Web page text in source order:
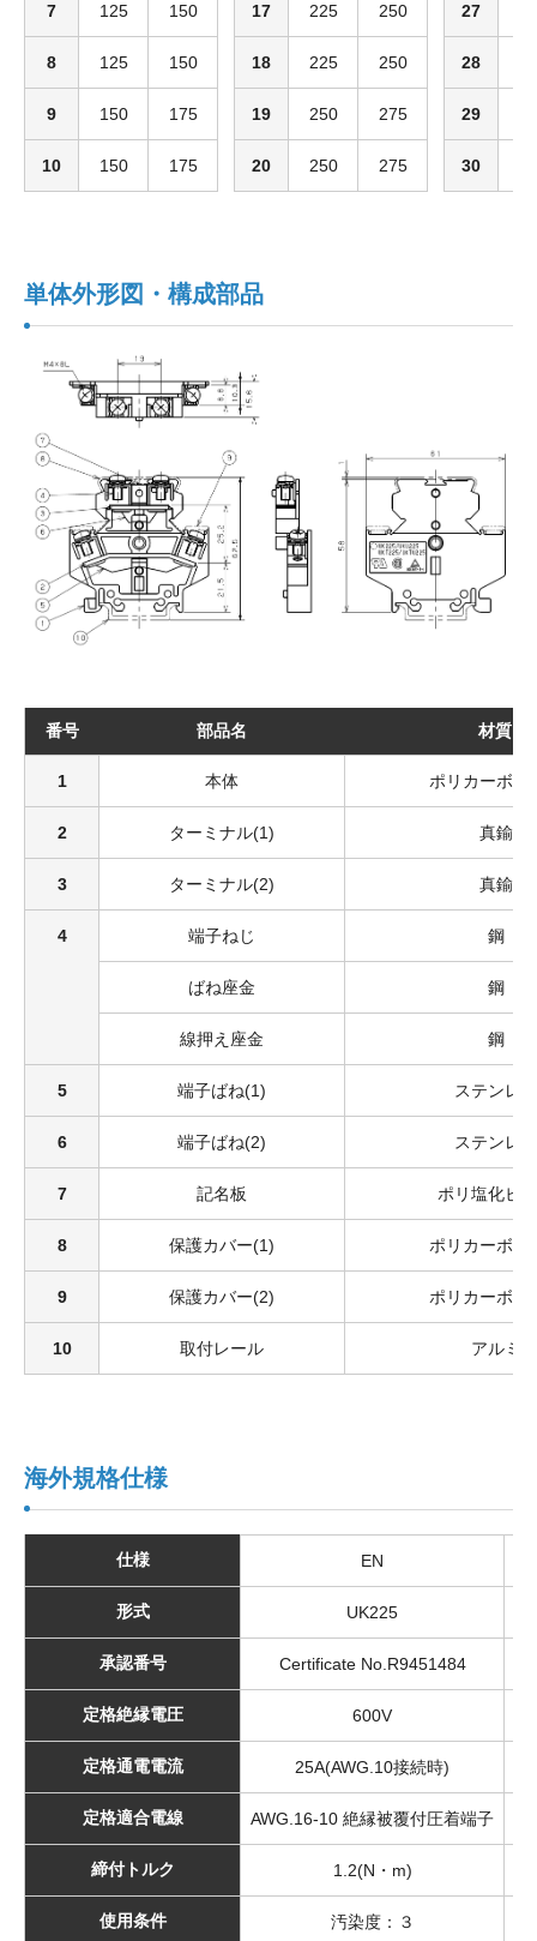
7 125 150
8 125 150
9 150 175
10 150 175
17 225 250
18 225 250
19 250 275
20 250 275
27
28
29
30
単体外形図・構成部品
番号 部品名 材質
1 本体 ポリカーボネ
2 ターミナル(1) 真鍮
3 ターミナル(2) 真鍮
4 端子ねじ 鋼
ばね座金 鋼
線押え座金 鋼
5 端子ばね(1) ステンレス
6 端子ばね(2) ステンレス
7 記名板 ポリ塩化ビ
8 保護カバー(1) ポリカーボネ
9 保護カバー(2) ポリカーボネ
10 取付レール アルミ
海外規格仕様
仕様 EN
形式 UK225
承認番号 Certificate No.R9451484
定格絶縁電圧 600V
定格通電電流 25A(AWG.10接続時)
定格適合電線 AWG.16-10 絶縁被覆付圧着端子
締付トルク 1.2(N・m)
使用条件 汚染度：３